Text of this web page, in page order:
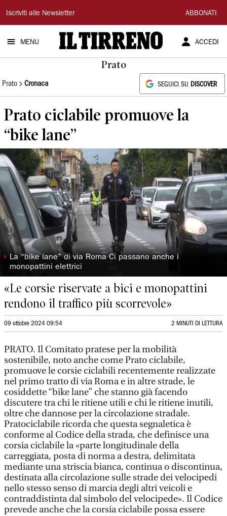
Il
Tirreno
Iscriviti alle Newsletter ABBONATI
MENU ACCEDI
Prato
Prato Cronaca SEGUICI SU DISCOVER
Prato ciclabile promuove la
“bike lane”
◗ La “bike lane” di via Roma Ci passano anche i
monopattini elettrici
«Le corsie riservate a bici e monopattini
rendono il traffico più scorrevole»
09 ottobre 2024 09:54 2 MINUTI DI LETTURA
PRATO. Il Comitato pratese per la mobilità
sostenibile, noto anche come Prato ciclabile,
promuove le corsie ciclabili recentemente realizzate
nel primo tratto di via Roma e in altre strade, le
cosiddette “bike lane” che stanno già facendo
discutere tra chi le ritiene utili e chi le ritiene inutili,
oltre che dannose per la circolazione stradale.
Pratociclabile ricorda che questa segnaletica è
conforme al Codice della strada, che definisce una
corsia ciclabile la «parte longitudinale della
carreggiata, posta di norma a destra, delimitata
mediante una striscia bianca, continua o discontinua,
destinata alla circolazione sulle strade dei velocipedi
nello stesso senso di marcia degli altri veicoli e
contraddistinta dal simbolo del velocipede». Il Codice
prevede anche che la corsia ciclabile possa essere